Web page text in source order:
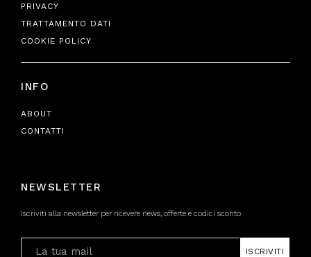
PRIVACY
TRATTAMENTO DATI
COOKIE POLICY
INFO
ABOUT
CONTATTI
NEWSLETTER
Iscriviti alla newsletter per ricevere news, offerte e codici sconto
ISCRIVITI